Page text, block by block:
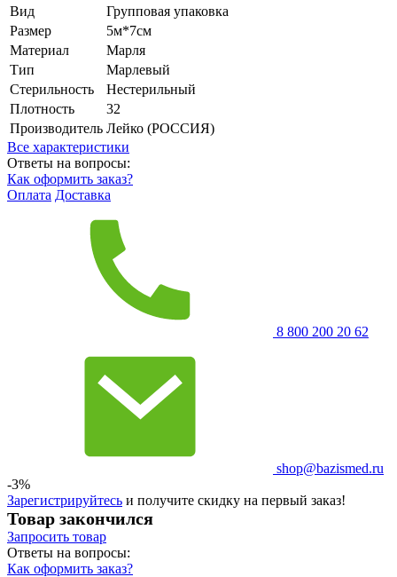
Вид
Групповая упаковка
Размер
5м*7см
Материал
Марля
Тип
Марлевый
Стерильность
Нестерильный
Плотность
32
Производитель Лейко (РОССИЯ)
Все характеристики
Ответы на вопросы:
Как оформить заказ?
Оплата Доставка
8 800 200 20 62
shop@bazismed.ru
-3%
Зарегистрируйтесь и получите скидку на первый заказ!
Товар закончился
Запросить товар
Ответы на вопросы:
Как оформить заказ?